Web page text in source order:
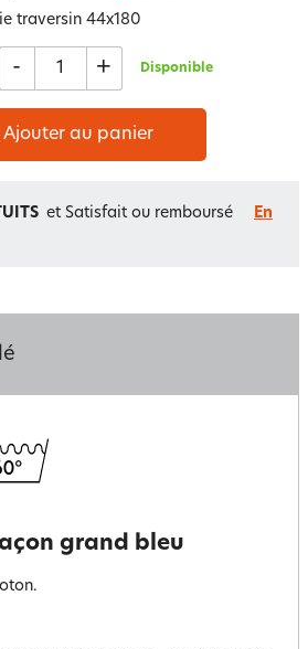
traversin 44x180
- + Disponible
Ajouter au panier
et Satisfait ou remboursé
En
grand bleu